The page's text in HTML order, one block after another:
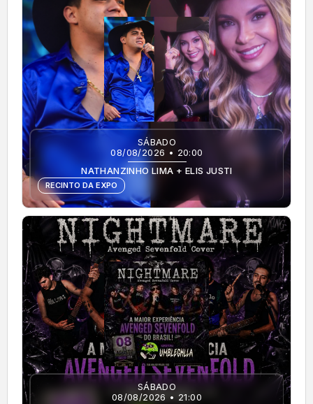
SÁBADO
08/08/2026 • 20:00
NATHANZINHO LIMA + ELIS JUSTI
RECINTO DA EXPO
SÁBADO
08/08/2026 • 21:00